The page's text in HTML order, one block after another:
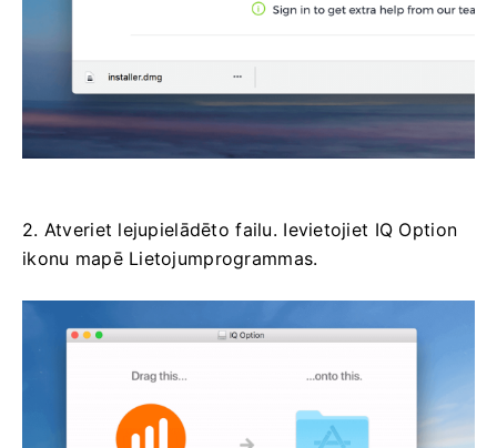
2. Atveriet lejupielādēto failu. Ievietojiet IQ Option
ikonu mapē Lietojumprogrammas.